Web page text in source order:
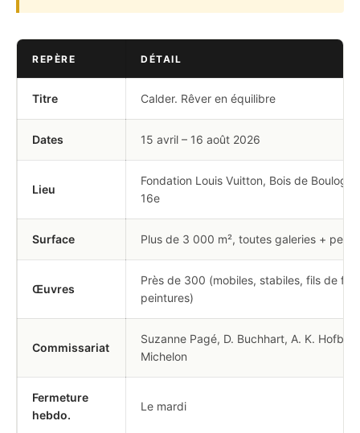
REPÈRE DÉTAIL
Titre Calder. Rêver en équilibre
Dates 15 avril – 16 août 2026
Lieu
Fondation Louis Vuitton, Bois de
16e
Surface Plus de 3 000 m², toutes galeries +
Œuvres
Près de 300 (mobiles, stabiles, fils de
peintures)
Commissariat
Suzanne Pagé, D. Buchhart, A. K.
Michelon
Fermeture
hebdo.
Le mardi